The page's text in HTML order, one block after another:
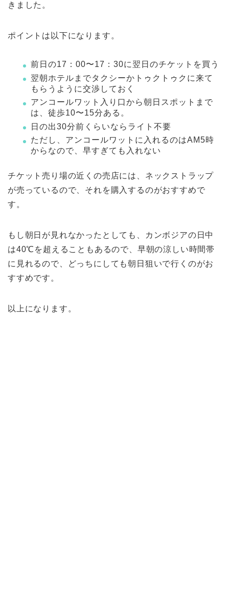
きました。
ポイントは以下になります。
前日の17：00〜17：30に翌日のチケットを買う
翌朝ホテルまでタクシーかトゥクトゥクに来て
もらうように交渉しておく
アンコールワット入り口から朝日スポットまで
は、徒歩10〜15分ある。
日の出30分前くらいならライト不要
ただし、アンコールワットに入れるのはAM5時
からなので、早すぎても入れない
チケット売り場の近くの売店には、ネックストラップ
が売っているので、それを購入するのがおすすめで
す。
もし朝日が見れなかったとしても、カンボジアの日中
は40℃を超えることもあるので、早朝の涼しい時間帯
に見れるので、どっちにしても朝日狙いで行くのがお
すすめです。
以上になります。